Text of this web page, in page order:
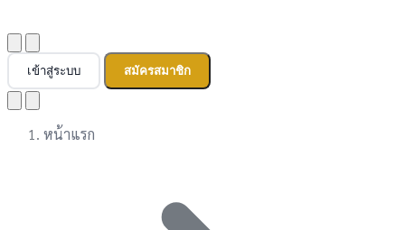
เข้าสู่ระบบ สมัครสมาชิก
หน้าแรก